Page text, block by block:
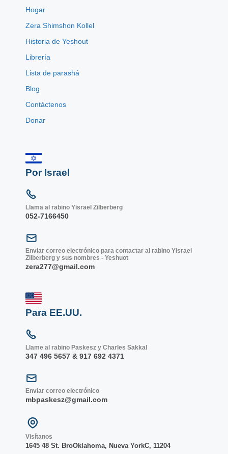
Hogar
Zera Shimshon Kollel
Historia de Yeshout
Librería
Lista de parashá
Blog
Contáctenos
Donar
Por Israel
Llama al rabino Yisrael Zilberberg
052-7166450
Enviar correo electrónico para contactar al rabino Yisrael
Zilberberg y sus nombres - Yeshuot
zera277@gmail.com
Para EE.UU.
Llame al rabino Paskesz y Charles Sakkal
347 496 5657 & 917 692 4371
Enviar correo electrónico
mbpaskesz@gmail.com
Visítanos
1645 48 St. BroOklahoma, Nueva YorkC, 11204